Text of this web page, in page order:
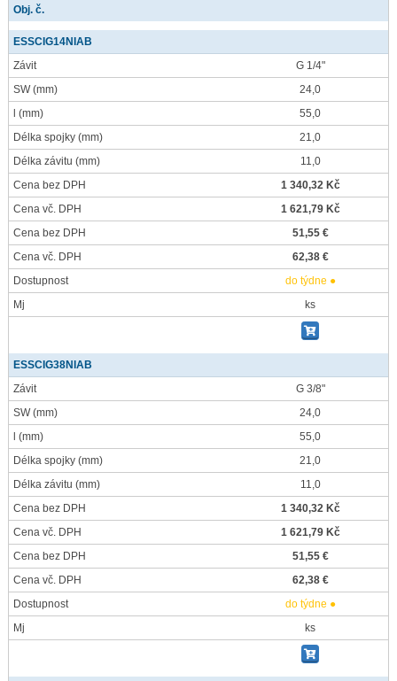
Obj. č.
ESSCIG14NIAB
Závit
G 1/4"
SW(mm)
24,0
(mm)
55,0
Délka spojky (mm)
21,0
Délka závitu (mm)
11,0
Cena bez DPH
1 340,32 Kč
Cena vč. DPH
1 621,79 Kč
Cena bez DPH
51,55 €
Cena vč. DPH
62,38 €
Dostupnost
do týdne ●
Mj
ks
ESSCIG38NIAB
Závit
G 3/8"
SW(mm)
24,0
(mm)
55,0
Délka spojky (mm)
21,0
Délka závitu (mm)
11,0
Cena bez DPH
1 340,32 Kč
Cena vč. DPH
1 621,79 Kč
Cena bez DPH
51,55 €
Cena vč. DPH
62,38 €
Dostupnost
do týdne ●
Mj
ks